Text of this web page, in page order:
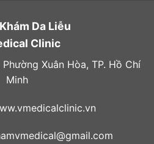
Da Liễu
Clinic
Xuân Hòa, TP. Hồ Chí
Minh